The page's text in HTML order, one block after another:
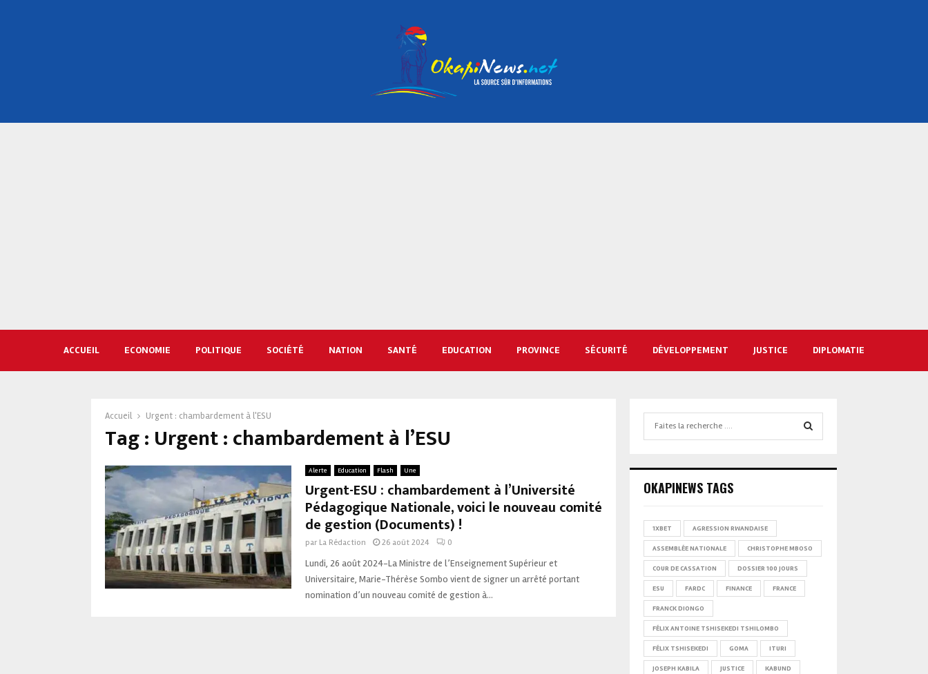
ACCUEIL ECONOMIE POLITIQUE SOCIÉTÉ NATION SANTÉ EDUCATION PROVINCE SÉCURITÉ DÉVELOPPEMENT JUSTICE DIPLOMATIE
Accueil Urgent : chambardement à l'ESU
Tag : Urgent : chambardement à l’ESU
Alerte Education Flash Une
Urgent-ESU : chambardement à l’Université
Pédagogique Nationale, voici le nouveau comité
de gestion (Documents) !
par La Rédaction 26 août 2024 0
Lundi, 26 août 2024-La Ministre de l’Enseignement Supérieur et
Universitaire, Marie-Thérèse Sombo vient de signer un arrêté portant
nomination d’un nouveau comité de gestion à...
OKAPINEWS TAGS
1XBET AGRESSION RWANDAISE
ASSEMBLÉE NATIONALE CHRISTOPHE MBOSO
COUR DE CASSATION DOSSIER 100 JOURS
ESU FARDC FINANCE FRANCE
FRANCK DIONGO
FÉLIX ANTOINE TSHISEKEDI TSHILOMBO
FÉLIX TSHISEKEDI GOMA ITURI
JOSEPH KABILA JUSTICE KABUND